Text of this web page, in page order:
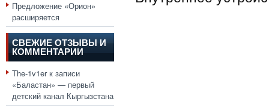
Предложение «Орион»
расширяется
СВЕЖИЕ ОТЗЫВЫ И
КОММЕНТАРИИ
The-1v1erк записи
«Баластан» — первый
детский канал Кыргызстана